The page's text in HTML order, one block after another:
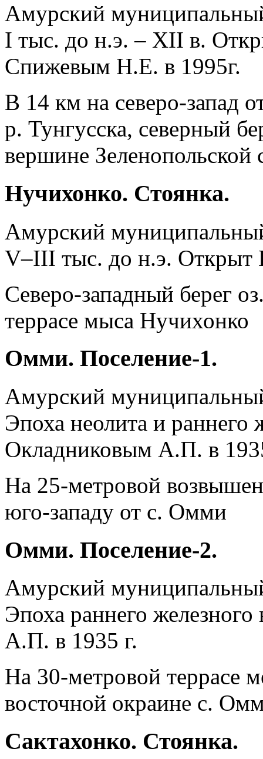
Амурский
I тыс. до н.э. – XII в.
Спижевым Н.Е. в 1995г.
В 14 км на северо-запад
р. Тунгусска, северный
вершине Зеленопольской
Нучихонко. Стоянка.
Амурский
V–III тыс. до н.э. Открыт
Северо-западный берег
террасе мыса Нучихонко
Омми. Поселение-1.
Амурский
Эпоха неолита и раннего
Окладниковым А.П. в
На 25-метровой
юго-западу от с. Омми
Омми. Поселение-2.
Амурский
Эпоха раннего
А.П. в 1935 г.
На 30-метровой террасе
восточной окраине с.
Сактахонко. Стоянка.